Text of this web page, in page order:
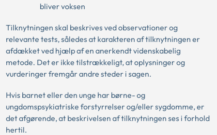
bliver voksen
Tilknytningen skal beskrives ved observationer og
relevante tests, således at karakteren af tilknytningen er
afdækket ved hjælp af en anerkendt videnskabelig
metode. Det er ikke tilstrækkeligt, at oplysninger og
vurderinger fremgår andre steder i sagen.
Hvis barnet eller den unge har børne- og
ungdomspsykiatriske forstyrrelser og/eller sygdomme, er
det afgørende, at beskrivelsen af tilknytningen ses i forhold
hertil.